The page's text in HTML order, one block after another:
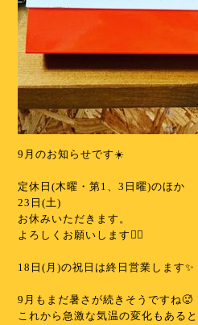
9月のお知らせです☀️
定休日(木曜・第1、3日曜)のほか
23日(土)
お休みいただきます。
よろしくお願いします🙇‍♀️
18日(月)の祝日は終日営業します✨
9月もまだ暑さが続きそうですね🥵
これから急激な気温の変化もある